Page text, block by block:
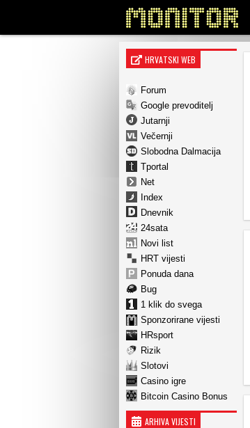
HRVATSKI WEB
Forum
Google prevoditelj
Jutarnji
Večernji
Slobodna Dalmacija
Tportal
Net
Index
Dnevnik
24sata
Novi list
HRT vijesti
Ponuda dana
Bug
1 klik do svega
Sponzorirane vijesti
HRsport
Rizik
Slotovi
Casino igre
Bitcoin Casino Bonus
ARHIVA VIJESTI